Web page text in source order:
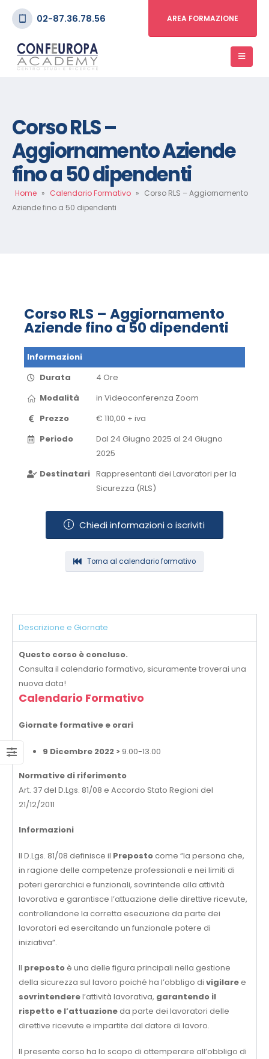
02-87.36.78.56 AREA FORMAZIONE
Corso RLS –
Aggiornamento Aziende
fino a 50 dipendenti
Home » Calendario Formativo » Corso RLS – Aggiornamento
Aziende fino a 50 dipendenti
Corso RLS – Aggiornamento
Aziende fino a 50 dipendenti
Informazioni
Durata
4 Ore
Modalità
in Videoconferenza​ Zoom​
Prezzo
€ 110,00 + iva
Periodo
Dal 24 Giugno 2025 al 24 Giugno
2025​
Destinatari Rappresentanti dei Lavoratori per la
Sicurezza (RLS)
Chiedi informazioni o iscriviti
Torna al calendario formativo
Descrizione e Giornate
Questo corso è concluso.
Consulta il calendario formativo, sicuramente troverai una
nuova data!
Calendario Formativo
Giornate formative e orari
9 Dicembre 2022 > 9.00-13.00
Normative di riferimento
Art. 37 del D.Lgs. 81/08 e Accordo Stato Regioni del
21/12/2011
Informazioni
Il D.Lgs. 81/08 definisce il Prepostocome “la persona che,
in ragione delle competenze professionali e nei limiti di
poteri gerarchici e funzionali, sovrintende alla attività
lavorativa e garantisce l’attuazione delle direttive ricevute,
controllandone la corretta esecuzione da parte dei
lavoratori ed esercitando un funzionale potere di
iniziativa”.
Il preposto è una delle figura principali nella gestione
della sicurezza sul lavoro poiché ha l’obbligo di vigilare e
sovrintenderel’attività lavorativa, garantendo il
rispetto e l’attuazioneda parte dei lavoratori delle
direttive ricevute e impartite dal datore di lavoro.
Il presente corso ha lo scopo di ottemperare all’obbligo di